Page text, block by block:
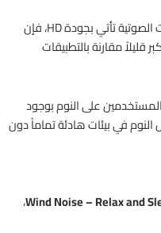
نظراً لأن الملفات الصوتية تأتي بجودة HD، فإن
قليلاً مقارنة بالتطبيقات
على النوم بوجود
في بيئات هادئة تماماً دون
Wind Noise – Relax and،